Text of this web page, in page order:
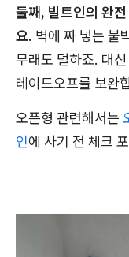
둘째, 빌트인의 완
요. 벽에 짜 넣는 붙
무래도 덜하죠. 대
레이드오프를 보완
오픈형 관련해서는
인에 사기 전 체크